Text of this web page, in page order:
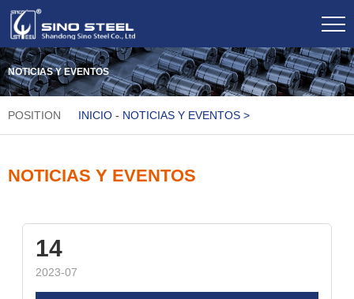
NOTICIAS Y EVENTOS
POSITION INICIO - NOTICIAS Y EVENTOS >
NOTICIAS Y EVENTOS
14
2023-07